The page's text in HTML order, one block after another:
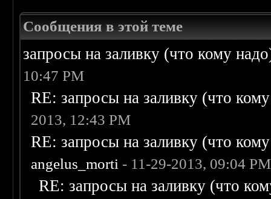
Сообщения в этой теме
запросы на заливку (что кому
10:47 PM
RE: запросы на заливку (что
2013, 12:43 PM
RE: запросы на заливку (что
angelus_morti - 11-29-2013, 09:04 PM
RE: запросы на заливку (что